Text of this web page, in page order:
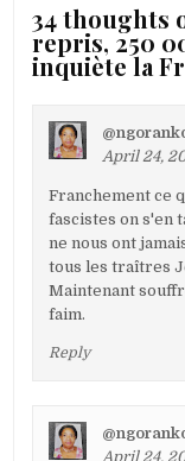
34 thoughts
repris, 250
inquiète la
April 24,
Franchement ce
fascistes on s'en
ne nous ont
tous les traîtres
Maintenant
faim.
Reply
April 24,